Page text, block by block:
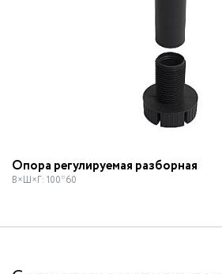
Опора регулируемая разборная
В×Ш×Г: 100*60